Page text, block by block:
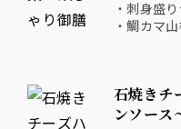
・刺身盛
・鯛カマ
石焼きチーズハンバーグ膳 ～オニオ
ンソー